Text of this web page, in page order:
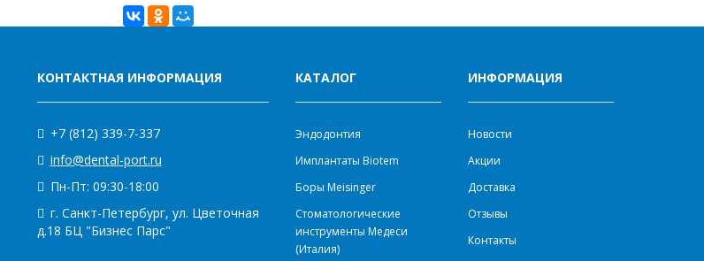
КОНТАКТНАЯ ИНФОРМАЦИЯ
+7 (812) 339-7-337
info@dental-port.ru
Пн-Пт: 09:30-18:00
г. Санкт-Петербург, ул. Цветочная
д.18 БЦ "Бизнес Парс"
КАТАЛОГ
Эндодонтия
Имплантаты Biotem
Боры Meisinger
Стоматологические
инструменты Медеси
(Италия)
ИНФОРМАЦИЯ
Новости
Акции
Доставка
Отзывы
Контакты